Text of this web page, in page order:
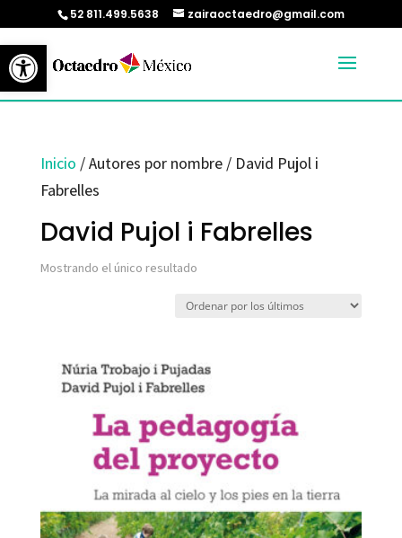
Abrir barra de herramientas
52 811.499.5638 zairaoctaedro@gmail.com
Inicio / Autores por nombre / David Pujol i
Fabrelles
David Pujol i Fabrelles
Mostrando el único resultado